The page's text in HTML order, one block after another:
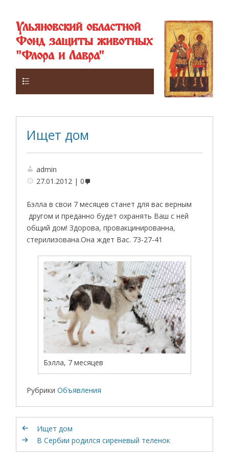
Ульяновский областной
Фонд защиты животных
"Флора и Лавра"
Ищет дом
admin
27.01.2012
0
Бэлла в свои 7 месяцев станет для вас верным
другом и преданно будет охранять Ваш с ней
общий дом! Здорова, провакцинированна,
стерилизована.Она ждет Вас. 73-27-41
Бэлла, 7 месяцев
Рубрики Объявления
Ищет дом
В Сербии родился сиреневый теленок